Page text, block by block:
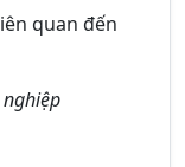
quan đến